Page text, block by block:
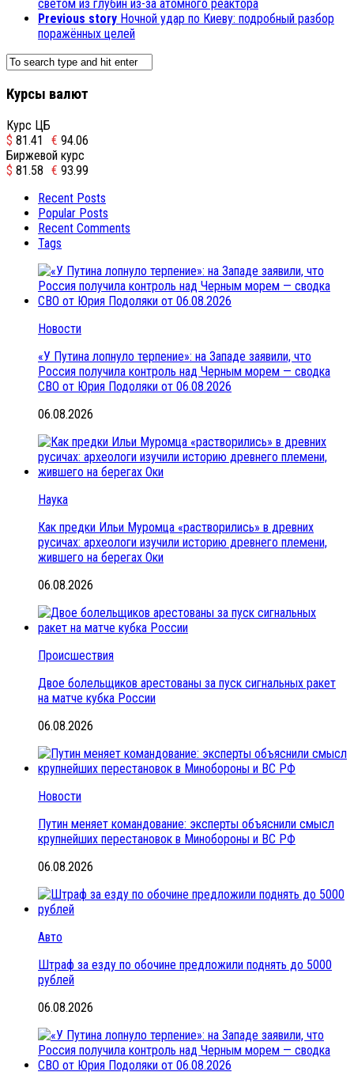
светом из глубин из-за атомного реактора
Previous story Ночной удар по Киеву: подробный разбор
поражённых целей
Курсы валют
Курс ЦБ
$ 81.41 € 94.06
Биржевой курс
$ 81.58 € 93.99
Recent Posts
Popular Posts
Recent Comments
Tags
Новости
«У Путина лопнуло терпение»: на Западе заявили, что
Россия получила контроль над Черным морем — сводка
СВО от Юрия Подоляки от 06.08.2026
06.08.2026
Наука
Как предки Ильи Муромца «растворились» в древних
русичах: археологи изучили историю древнего племени,
жившего на берегах Оки
06.08.2026
Происшествия
Двое болельщиков арестованы за пуск сигнальных ракет
на матче кубка России
06.08.2026
Новости
Путин меняет командование: эксперты объяснили смысл
крупнейших перестановок в Минобороны и ВС РФ
06.08.2026
Авто
Штраф за езду по обочине предложили поднять до 5000
рублей
06.08.2026